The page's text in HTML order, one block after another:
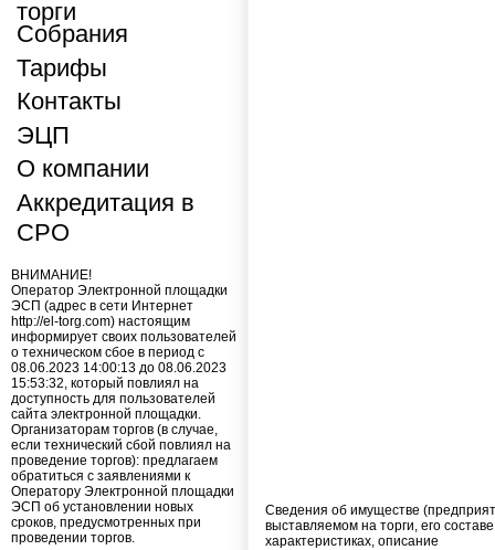
торги
Собрания
Тарифы
Контакты
ЭЦП
О компании
Аккредитация в
СРО
ВНИМАНИЕ!
Оператор Электронной площадки
ЭСП (адрес в сети Интернет
http://el-torg.com) настоящим
информирует своих пользователей
о техническом сбое в период с
08.06.2023 14:00:13 до 08.06.2023
15:53:32, который повлиял на
доступность для пользователей
сайта электронной площадки.
Организаторам торгов (в случае,
если технический сбой повлиял на
проведение торгов): предлагаем
обратиться с заявлениями к
Оператору Электронной площадки
ЭСП об установлении новых
сроков, предусмотренных при
проведении торгов.
Cведения об имуществе
выставляемом на торги, его
характеристиках, описание